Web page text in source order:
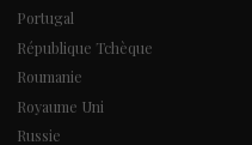
Portugal
République Tchèque
Roumanie
Royaume Uni
Russie